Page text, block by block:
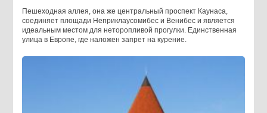
Пешеходная аллея, она же центральный проспект Каунаса,
соединяет площади Неприклаусомибес и Венибес и является
идеальным местом для неторопливой прогулки. Единственная
улица в Европе, где наложен запрет на курение.